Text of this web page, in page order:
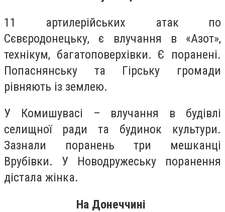
11 артилерійських атак по
Сєвєродонецьку, є влучання в «Азот»,
технікум, багатоповерхівки. Є поранені.
Попаснянську та Гірську громади
рівняють із землею.
У Комишувасі – влучання в будівлі
селищної ради та будинок культури.
Зазнали поранень три мешканці
Врубівки. У Новодружеську поранення
дістала жінка.
На Донеччині